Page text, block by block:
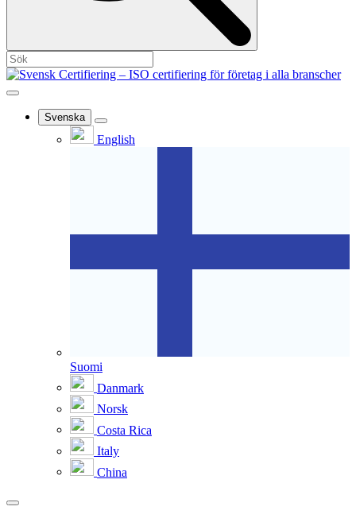
Svenska
English
Suomi
Danmark
Norsk
Costa Rica
Italy
China